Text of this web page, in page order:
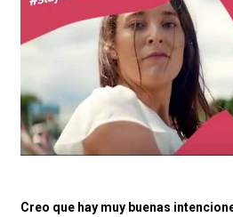
Creo que hay muy buenas